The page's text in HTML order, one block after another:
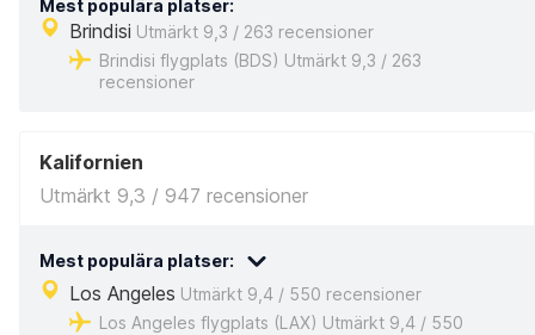
Mest populära platser:
Brindisi Utmärkt 9,3 / 263 recensioner
Brindisi flygplats (BDS) Utmärkt 9,3 / 263
recensioner
Kalifornien
Utmärkt 9,3 / 947 recensioner
Mest populära platser:
Los Angeles Utmärkt 9,4 / 550 recensioner
Los Angeles flygplats (LAX) Utmärkt 9,4 / 550